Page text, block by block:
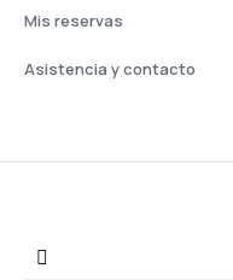
Mis reservas
Asistencia y contacto